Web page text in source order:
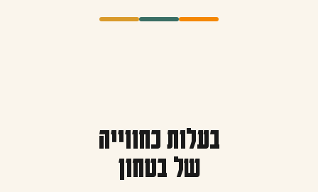
בעלות כחווייה
של בטחון